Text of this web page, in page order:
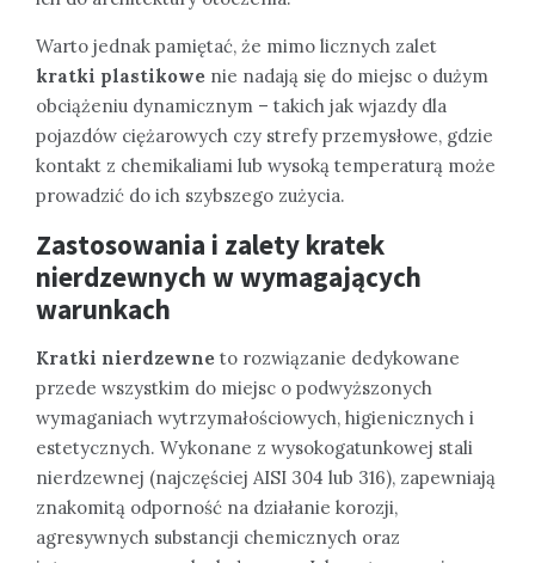
Warto jednak pamiętać, że mimo licznych zalet
kratki plastikowe nie nadają się do miejsc o dużym
obciążeniu dynamicznym – takich jak wjazdy dla
pojazdów ciężarowych czy strefy przemysłowe, gdzie
kontakt z chemikaliami lub wysoką temperaturą może
prowadzić do ich szybszego zużycia.
Zastosowania i zalety kratek
nierdzewnych w wymagających
warunkach
Kratki nierdzewne to rozwiązanie dedykowane
przede wszystkim do miejsc o podwyższonych
wymaganiach wytrzymałościowych, higienicznych i
estetycznych. Wykonane z wysokogatunkowej stali
nierdzewnej (najczęściej AISI 304 lub 316), zapewniają
znakomitą odporność na działanie korozji,
agresywnych substancji chemicznych oraz